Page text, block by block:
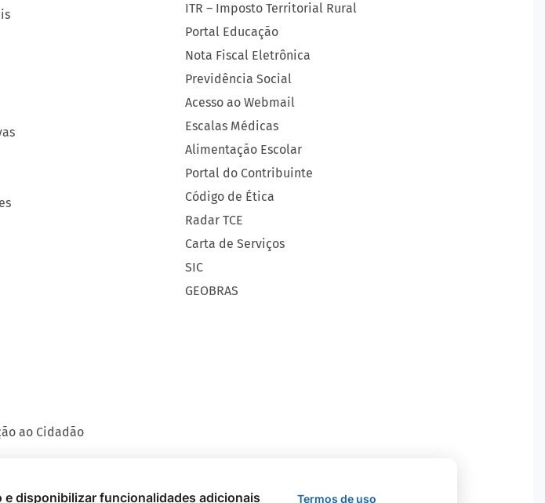
ao Cidadão
ITR – Imposto Territorial Rural
Portal Educação
Nota Fiscal Eletrônica
Previdência Social
Acesso ao Webmail
Escalas Médicas
Alimentação Escolar
Portal do Contribuinte
Código de Ética
Radar TCE
Carta de Serviços
SIC
GEOBRAS
e disponibilizar funcionalidades adicionais Termos de uso